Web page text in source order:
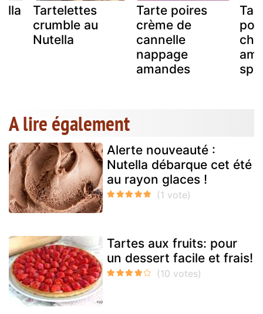
Tartelettes
crumble au
Nutella
Tarte poires
crème de
cannelle
nappage
amandes
A lire également
Alerte nouveauté :
Nutella débarque cet été
au rayon glaces !
Tartes aux fruits: pour
un dessert facile et frais!